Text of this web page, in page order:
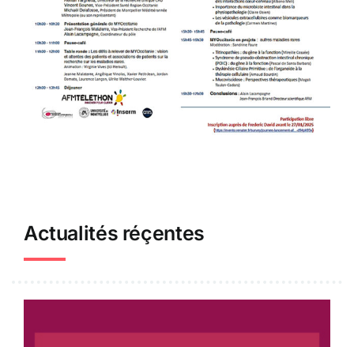
Actualités réçentes